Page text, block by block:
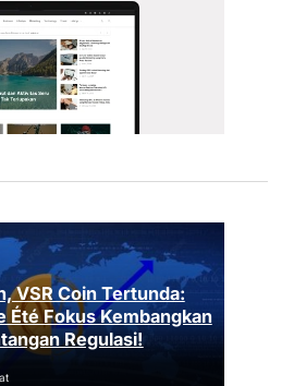
VSR Coin Tertunda:
Été Fokus Kembangkan
Regulasi!